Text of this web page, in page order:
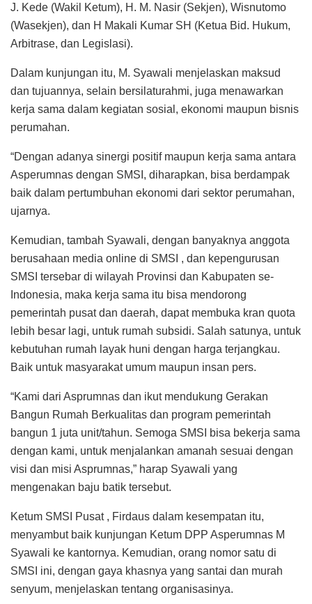
J. Kede (Wakil Ketum), H. M. Nasir (Sekjen), Wisnutomo
(Wasekjen), dan H Makali Kumar SH (Ketua Bid. Hukum,
Arbitrase, dan Legislasi).
Dalam kunjungan itu, M. Syawali menjelaskan maksud
dan tujuannya, selain bersilaturahmi, juga menawarkan
kerja sama dalam kegiatan sosial, ekonomi maupun bisnis
perumahan.
“Dengan adanya sinergi positif maupun kerja sama antara
Asperumnas dengan SMSI, diharapkan, bisa berdampak
baik dalam pertumbuhan ekonomi dari sektor perumahan,
ujarnya.
Kemudian, tambah Syawali, dengan banyaknya anggota
berusahaan media online di SMSI , dan kepengurusan
SMSI tersebar di wilayah Provinsi dan Kabupaten se-
Indonesia, maka kerja sama itu bisa mendorong
pemerintah pusat dan daerah, dapat membuka kran quota
lebih besar lagi, untuk rumah subsidi. Salah satunya, untuk
kebutuhan rumah layak huni dengan harga terjangkau.
Baik untuk masyarakat umum maupun insan pers.
“Kami dari Asprumnas dan ikut mendukung Gerakan
Bangun Rumah Berkualitas dan program pemerintah
bangun 1 juta unit/tahun. Semoga SMSI bisa bekerja sama
dengan kami, untuk menjalankan amanah sesuai dengan
visi dan misi Asprumnas,” harap Syawali yang
mengenakan baju batik tersebut.
Ketum SMSI Pusat , Firdaus dalam kesempatan itu,
menyambut baik kunjungan Ketum DPP Asperumnas M
Syawali ke kantornya. Kemudian, orang nomor satu di
SMSI ini, dengan gaya khasnya yang santai dan murah
senyum, menjelaskan tentang organisasinya.